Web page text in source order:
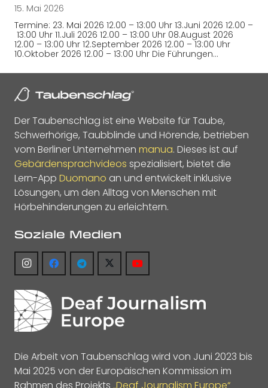
15. Mai 2026
Termine: 23. Mai 2026 12.00 – 13:00 Uhr 13.Juni 2026 12.00 –
13:00 Uhr 11.Juli 2026 12.00 – 13:00 Uhr 08.August 2026
12.00 – 13:00 Uhr 12.September 2026 12.00 – 13:00 Uhr
10.Oktober 2026 12.00 – 13:00 Uhr Die Führungen…
Der Taubenschlag ist eine Website für Taube,
Schwerhörige, Taubblinde und Hörende, betrieben
vom Berliner Unternehmen manua. Dieses ist auf
Gebärdensprachvideos spezialisiert, bietet die
Lern-App Duomano an und entwickelt inklusive
Lösungen, um den Alltag von Menschen mit
Hörbehinderungen zu erleichtern.
Soziale Medien
Die Arbeit von Taubenschlag wird von Juni 2023 bis
Mai 2025 von der Europäischen Kommission im